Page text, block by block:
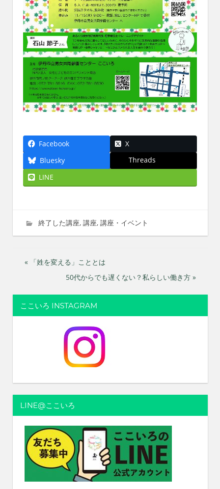
Facebook
X
Bluesky
Threads
LINE
2023年11月7日
imati
終了した講座, 講座, 講座・イベント
投
ナ
シ
ョ
ン
« 「姓を変える」こととは
50代からでも遅くない？私らしい働き方 »
ここいろ INSTAGRAM
LINE@ここいろ